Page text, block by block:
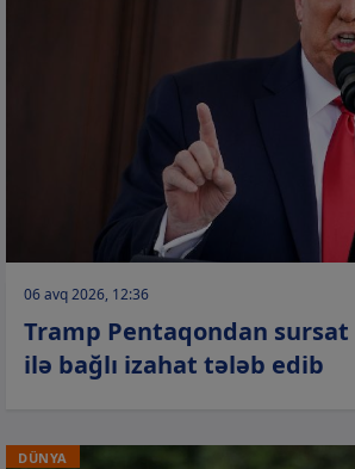
06 avq 2026, 12:36
Tramp Pentaqondan sursat
ilə bağlı izahat tələb edib
DÜNYA